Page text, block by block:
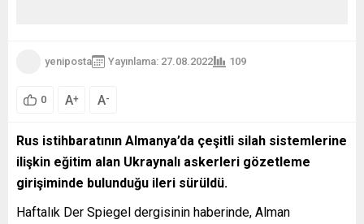
yeniposta Yayınlama: 27.08.2022 109
0 A+ A-
Rus istihbaratının Almanya’da çeşitli silah sistemlerine
ilişkin eğitim alan Ukraynalı askerleri gözetleme
girişiminde bulunduğu ileri sürüldü.
Haftalık Der Spiegel dergisinin haberinde, Alman